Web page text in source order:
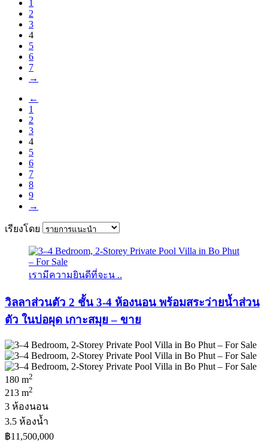
1
2
3
4
5
6
7
→
←
1
2
3
4
5
6
7
8
9
→
เรียงโดย
เรามีความยินดีที่จะน ..
วิลลาส่วนตัว 2 ชั้น 3-4 ห้องนอน พร้อมสระว่ายน้ำส่วน
ตัว ในบ่อผุด เกาะสมุย – ขาย
180 m2
213 m2
3 ห้องนอน
3.5 ห้องน้ำ
฿11,500,000